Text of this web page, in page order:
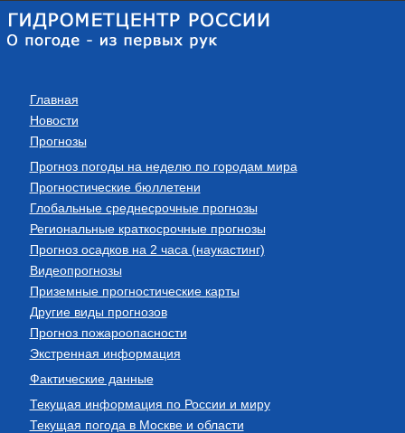
Главная
Новости
Прогнозы
Прогноз погоды на неделю по городам мира
Прогностические бюллетени
Глобальные среднесрочные прогнозы
Региональные краткосрочные прогнозы
Прогноз осадков на 2 часа (наукастинг)
Видеопрогнозы
Приземные прогностические карты
Другие виды прогнозов
Прогноз пожароопасности
Экстренная информация
Фактические данные
Текущая информация по России и миру
Текущая погода в Москве и области